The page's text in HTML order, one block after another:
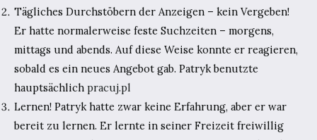
Tägliches Durchstöbern der Anzeigen – kein Vergeben!
Er hatte normalerweise feste Suchzeiten – morgens,
mittags und abends. Auf diese Weise konnte er reagieren,
sobald es ein neues Angebot gab. Patryk benutzte
hauptsächlich pracuj.pl
Lernen! Patryk hatte zwar keine Erfahrung, aber er war
bereit zu lernen. Er lernte in seiner Freizeit freiwillig